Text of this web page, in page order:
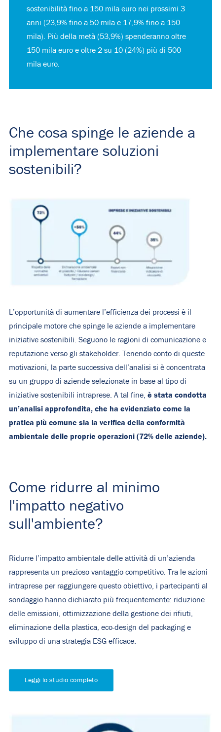
sostenibilità fino a 150 mila euro nei prossimi 3
anni (23,9% fino a 50 mila e 17,9% fino a 150
mila).
Più della metà (53,9%) spenderanno oltre
150 mila euro e oltre 2 su 10 (24%) più di 500
mila euro.
Che cosa spinge le aziende a
implementare soluzioni
sostenibili?
L’opportunità di aumentare l’efficienza dei processi è il
principale motore che spinge le aziende a implementare
iniziative sostenibili. Seguono le ragioni di comunicazione e
reputazione verso gli stakeholder. Tenendo conto di queste
motivazioni, la parte successiva dell’analisi si è concentrata
su un gruppo di aziende selezionate in base al tipo di
iniziative sostenibili intraprese. A tal fine, è stata condotta
un’analisi approfondita, che ha evidenziato come la
pratica più comune sia la verifica della conformità
ambientale delle proprie operazioni (72% delle aziende).
Come ridurre al minimo
l'impatto negativo
sull'ambiente?
Ridurre l’impatto ambientale delle attività di un’azienda
rappresenta un prezioso vantaggio competitivo. Tra le azioni
intraprese per raggiungere questo obiettivo, i partecipanti al
sondaggio hanno dichiarato più frequentemente: riduzione
delle emissioni, ottimizzazione della gestione dei rifiuti,
eliminazione della plastica, eco-design del packaging e
sviluppo di una strategia ESG efficace.
Leggi lo studio completo